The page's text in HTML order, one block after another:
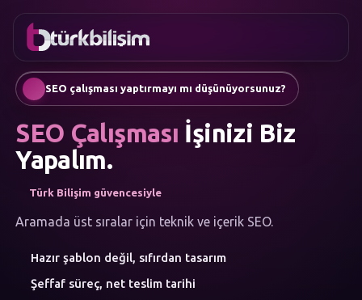
FAVORILER
Mobil Uygulama
AI Chatbot & Müşteri Asistanları
Sosyal Medya Yönetimi
Google Ads & Performans Pazarlaması
E-Ticaret
Yapay Zeka
Atölye
KATEGORILERI
0216
755 3
555 SEO çalışması yaptırmayı mı düşünüyorsunuz?
SEO Çalışması İşinizi Biz
Yapalım.
Türk Bilişim güvencesiyle
Aramada üst sıralar için teknik ve içerik SEO.
Hazır şablon değil, sıfırdan tasarım
Şeffaf süreç, net teslim tarihi